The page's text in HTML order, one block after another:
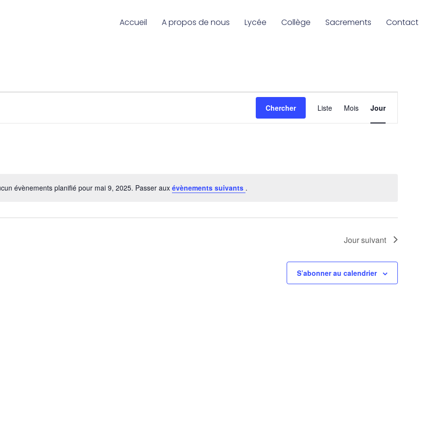
Accueil A propos de nous Lycée Collège Sacrements Contact
Notice
évènements planifié pour mai 9, 2025. Passer aux évènements suivants .
Chercher
de
Liste Mois Jour
Jour suivant
S’abonner au calendrier